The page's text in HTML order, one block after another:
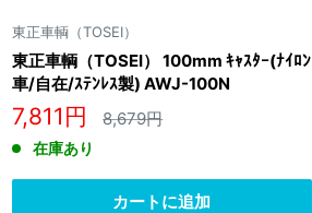
東正車輌（TOSEI）
東正車輌（TOSEI） 100mm ｷｬｽﾀｰ(ﾅｲﾛﾝ
車/自在/ｽﾃﾝﾚｽ製) AWJ-100N
販
売
価
格
7,811円 通
常
8,679円
在庫あり
カートに追加